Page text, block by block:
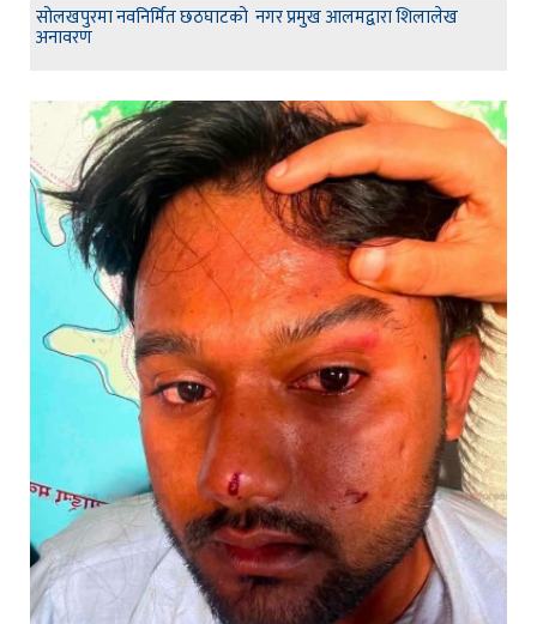
सोलखपुरमा नवनिर्मित छठघाटको नगर प्रमुख आलमद्वारा शिलालेख
अनावरण